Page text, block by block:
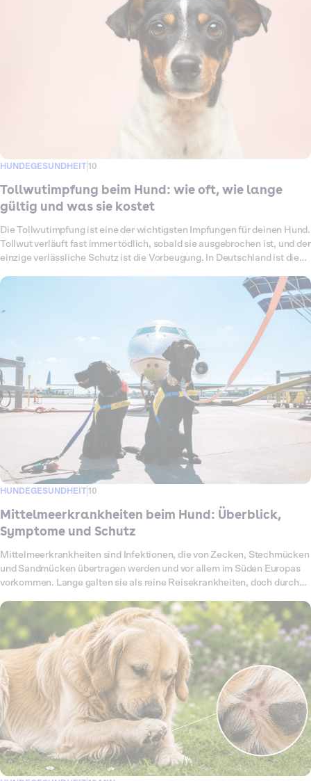
HUNDEGESUNDHEIT 10
Tollwutimpfung beim Hund: wie oft, wie lange
gültig und was sie kostet
Die Tollwutimpfung ist eine der wichtigsten Impfungen für deinen Hund.
Tollwut verläuft fast immer tödlich, sobald sie ausgebrochen ist, und der
einzige verlässliche Schutz ist die Vorbeugung. In Deutschland ist die
diesem Ratgeber erfährst du, ob dein Hund die Impfung braucht, wie oft
sie aufgefrischt wird, wie lange sie gilt, was sie kostet und welche
Nebenwirkungen möglich sind. Außerdem zeigen wir, worauf du bei
HUNDEGESUNDHEIT10
Mittelmeerkrankheiten beim Hund: Überblick,
Symptome und Schutz
Mittelmeerkrankheiten sind Infektionen, die von Zecken, Stechmücken
und Sandmücken übertragen werden und vor allem im Süden Europas
vorkommen. Lange galten sie als reine Reisekrankheiten, doch durch
aus. Betroffen sind deshalb nicht mehr nur Urlaubshunde und Hunde
aus dem Tierschutz, sondern immer öfter auch Hunde, die Deutschland
nie verlassen haben. In diesem Ratgeber bekommst du den Überblick:
welche Mittelmeerkrankheiten es gibt, wie sie übertragen werden,
woran du sie erkennst, wie der Test abläuft, was er kostet und wie du
deinen Hund am besten schützt.